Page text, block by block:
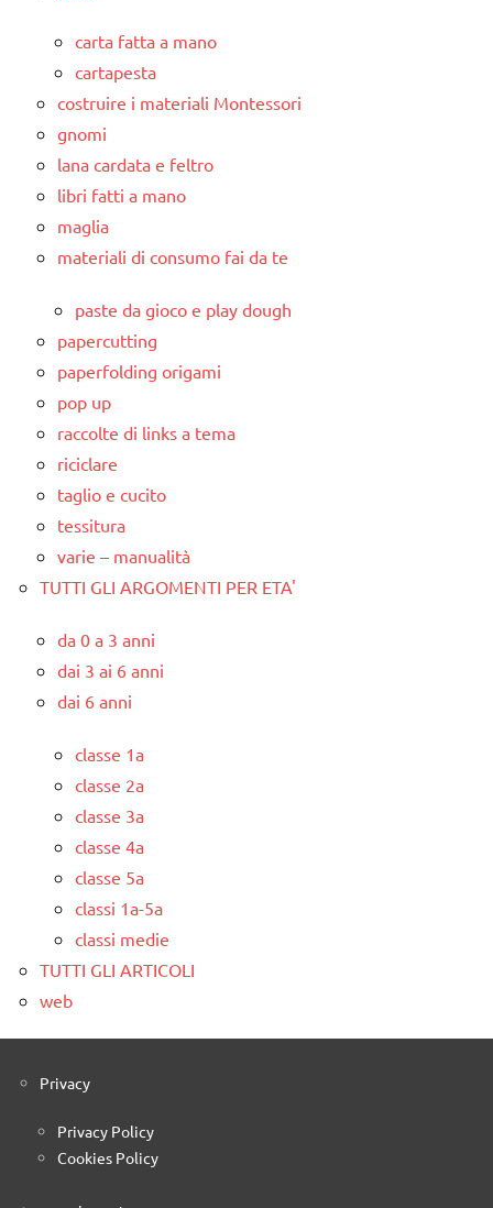
carta fatta a mano
cartapesta
costruire i materiali Montessori
gnomi
lana cardata e feltro
libri fatti a mano
maglia
materiali di consumo fai da te
paste da gioco e play dough
papercutting
paperfolding origami
pop up
raccolte di links a tema
riciclare
taglio e cucito
tessitura
varie – manualità
TUTTI GLI ARGOMENTI PER ETA'
da 0 a 3 anni
dai 3 ai 6 anni
dai 6 anni
classe 1a
classe 2a
classe 3a
classe 4a
classe 5a
classi 1a-5a
classi medie
TUTTI GLI ARTICOLI
web
Privacy
Privacy Policy
Cookies Policy